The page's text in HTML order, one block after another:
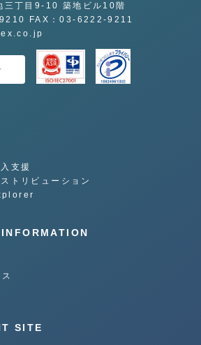
三丁目9-10 築地ビル10階
FAX：03-6222-9211
支援
トリビューション
SITE